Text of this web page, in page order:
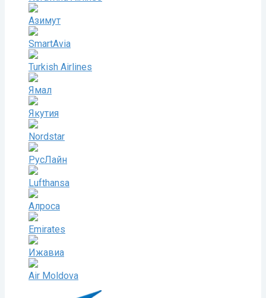
Азимут
SmartAvia
Turkish Airlines
Ямал
Якутия
Nordstar
РусЛайн
Lufthansa
Алроса
Emirates
Ижавиа
Air Moldova